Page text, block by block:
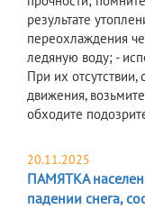
результате
переохлаждения
ледяную воду; -
При их отсутствии,
движения,
обходите
20.11.2025
ПАМЯТКА
падении снега,